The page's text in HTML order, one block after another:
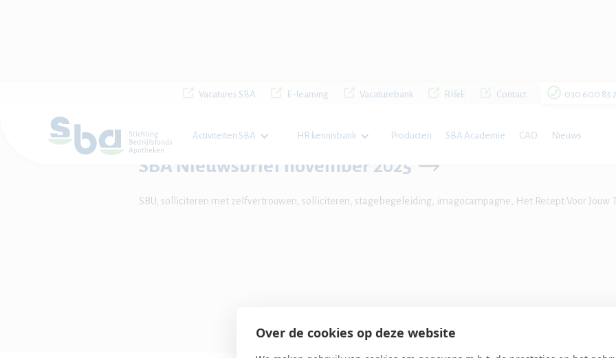
Over de cookies op deze website
Vacatures SBA E-learning Vacaturebank RI&E Contact 030 600 85
Activiteiten SBA HR kennisbank Producten SBA Academie CAO Nieuws
SBA Nieuwsbrief november 2025
SBU, solliciteren met zelfvertrouwen, solliciteren, stagebegeleiding, imagocampagne, Het Recept Voor Jouw